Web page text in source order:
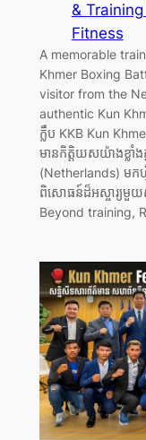
&
Fitness
A memorable
Khmer Boxing
visitor from the
authentic Kun
ក្លឹប KKB Kun
មានកិត្តិយសយ៉ាងខ្លាំ
(Netherlands) មក
ពិសោធន៍ដ៏អស្ចារ្យមួយស
Beyond training,